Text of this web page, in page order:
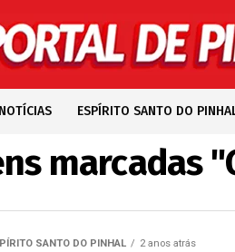
ESPÍRITO SANTO DO
marcadas
SANTO DO PINHAL 2 anos atrás